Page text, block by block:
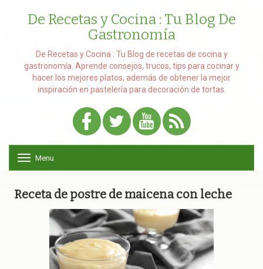
De Recetas y Cocina : Tu Blog De
Gastronomía
De Recetas y Cocina : Tu Blog de recetas de cocina y
gastronomía. Aprende consejos, trucos, tips para cocinar y
hacer los mejores platos, además de obtener la mejor
inspiración en pastelería para decoración de tortas.
o
g
l
e
n
a
v
i
g
Menu
Receta de postre de maicena con leche